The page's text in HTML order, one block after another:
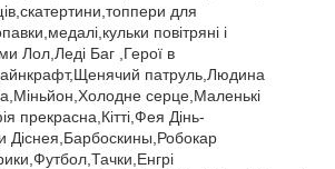
для
повітряні і
Лол,Леді Баг ,Герої в
патруль,Людина
серце,Маленькі
прекрасна,Кітті,Фея Дінь-
Діснея,Барбоскины,Робокар